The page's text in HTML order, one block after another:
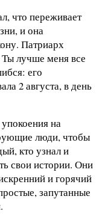
что переживает
и она
Патриарх
Ты лучше меня все
его
2 августа, в день
на
люди, чтобы
кто узнал и
свои истории. Они
и горячий
запутанные